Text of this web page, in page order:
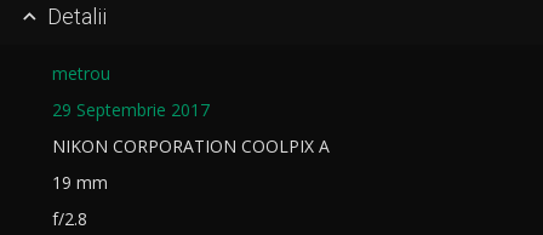
 Detalii
metrou
29 Septembrie 2017
NIKON CORPORATION COOLPIX A
19 mm
f/2.8